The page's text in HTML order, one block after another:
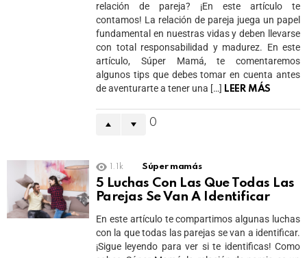
relación de pareja? ¡En este artículo te
contamos! La relación de pareja juega un papel
fundamental en nuestras vidas y deben llevarse
con total responsabilidad y madurez. En este
artículo, Súper Mamá, te comentaremos
algunos tips que debes tomar en cuenta antes
de aventurarte a tener una […] LEER MÁS
0
1.1k Súper mamás
5 Luchas Con Las Que Todas Las
Parejas Se Van A Identificar
En este artículo te compartimos algunas luchas
con la que todas las parejas se van a identificar.
¡Sigue leyendo para ver si te identificas! Como